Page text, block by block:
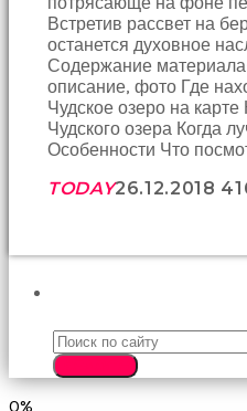
tekrar
yapmak
sözleşiyorlar
altyazılı
porno
Arkadaşımın
evine
takılmaya
gittiğimde
kıçına
konsantre
olamıyordum
Встретив рассвет на
останется духовное
Содержание
описание, фото Где
Чудское озеро на карте
Чудского озера Когда
Особенности Что
TODAY26.12.2018
0%